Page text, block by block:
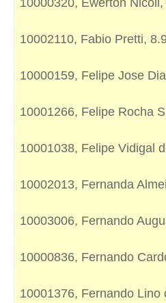
10000320, Ewerton
10002110, Fabio Pretti,
10000159, Felipe Jose
10001266, Felipe Rocha
10001038, Felipe Vidigal
10002013, Fernanda
10003006, Fernando
10000836, Fernando
10001376, Fernando